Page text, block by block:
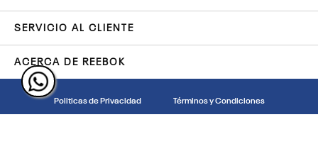
SERVICIO AL CLIENTE
ACERCA DE REEBOK
Politicas de Privacidad Términos y Condiciones